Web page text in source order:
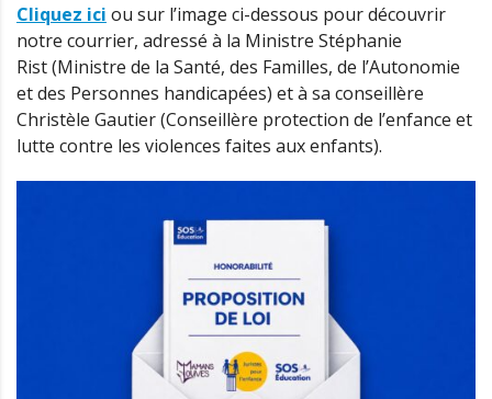
Cliquez ici ou sur l’image ci-dessous pour découvrir
notre courrier, adressé à la Ministre Stéphanie
Rist (Ministre de la Santé, des Familles, de l’Autonomie
et des Personnes handicapées) et à sa conseillère
Christèle Gautier (Conseillère protection de l’enfance et
lutte contre les violences faites aux enfants).